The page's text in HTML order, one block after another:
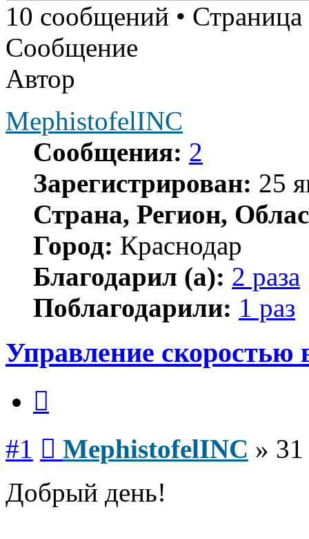
10 сообщений • Страница
Сообщение
Автор
MephistofelINC
Сообщения: 2
Зарегистрирован: 25
Страна, Регион,
Город: Краснодар
Благодарил (а): 2 раза
Поблагодарили: 1 раз
Управление скоростью
#1 MephistofelINC »
Добрый день!